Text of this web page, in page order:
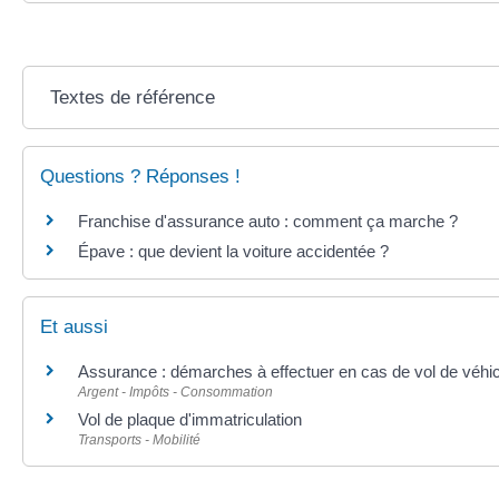
Textes de référence
Questions ? Réponses !
Franchise d'assurance auto : comment ça marche ?
Épave : que devient la voiture accidentée ?
Et aussi
Assurance : démarches à effectuer en cas de vol de
Argent - Impôts - Consommation
Vol de plaque d'immatriculation
Transports - Mobilité